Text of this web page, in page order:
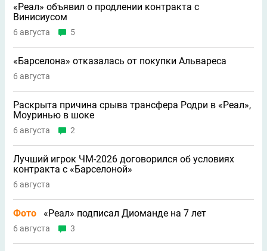
«Реал» объявил о продлении контракта с
Винисиусом
6 августа 5
«Барселона» отказалась от покупки Альвареса
6 августа
Раскрыта причина срыва трансфера Родри в «Реал»,
Моуринью в шоке
6 августа 2
Лучший игрок ЧМ-2026 договорился об условиях
контракта с «Барселоной»
6 августа
Фото «Реал» подписал Диоманде на 7 лет
6 августа 3